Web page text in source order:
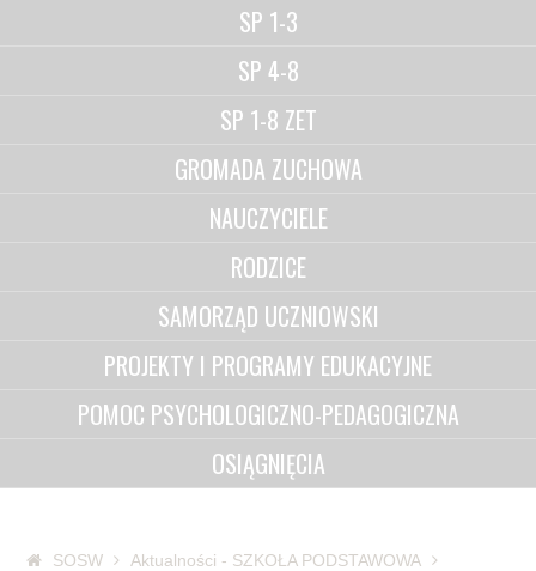
SP 1-3
SP 4-8
SP 1-8 ZET
GROMADA ZUCHOWA
NAUCZYCIELE
RODZICE
SAMORZĄD UCZNIOWSKI
PROJEKTY I PROGRAMY EDUKACYJNE
POMOC PSYCHOLOGICZNO-PEDAGOGICZNA
OSIĄGNIĘCIA
SOSW
Aktualności - SZKOŁA PODSTAWOWA